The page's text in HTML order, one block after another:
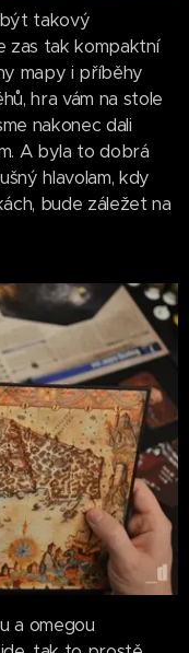
být takový
zas tak kompaktní
mapy i příběhy
hra vám na stole
nakonec dali
A byla to dobrá
hlavolam, kdy
bude záležet na
a omegou